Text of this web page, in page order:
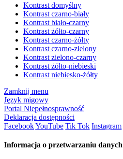
Kontrast domyślny
Kontrast czarno-biały
Kontrast biało-czarny
Kontrast żółto-czarny
Kontrast czarno-żółty
Kontrast czarno-zielony
Kontrast zielono-czarny
Kontrast żółto-niebieski
Kontrast niebiesko-żółty
Zamknij menu
Język migowy
Portal Niepełnosprawność
Deklaracja dostępności
FacebookYouTube Tik Tok Instagram
Informacja o przetwarzaniu danych